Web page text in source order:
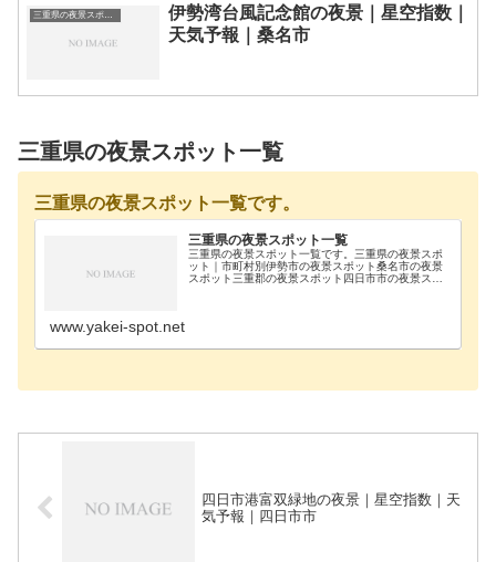
三重県の夜景スポット一覧
伊勢湾台風記念館の夜景｜星空指数｜
天気予報｜桑名市
三重県の夜景スポット一覧
三重県の夜景スポット一覧です。
三重県の夜景スポット一覧
三重県の夜景スポット一覧です。三重県の夜景スポ
ット｜市町村別伊勢市の夜景スポット桑名市の夜景
スポット三重郡の夜景スポット四日市市の夜景スポ
www.yakei-spot.net
四日市港富双緑地の夜景｜星空指数｜天
気予報｜四日市市